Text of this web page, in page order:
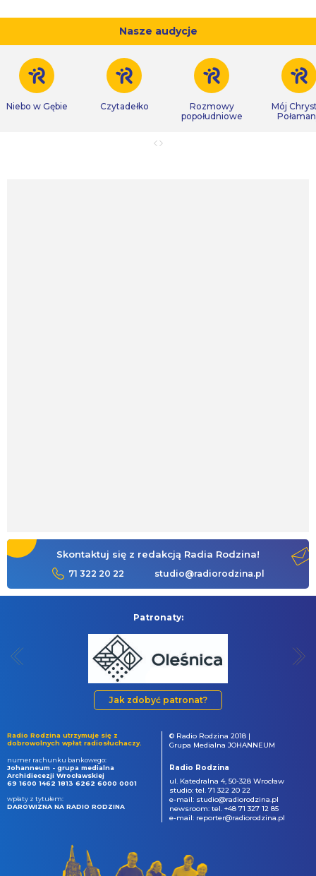
Nasze audycje
Niebo w Gębie Czytadełko
Rozmowy
popołudniowe
Mój
Skontaktuj się z redakcją Radia Rodzina!
71 322 20 22 studio@radiorodzina.pl
Patronaty:
Jak zdobyć patronat?
Radio Rodzina utrzymuje się z
dobrowolnych wpłat radiosłuchaczy.
numer rachunku bankowego:
Johanneum - grupa medialna
Archidiecezji Wrocławskiej
69 1600 1462 1813 6262 6000 0001
wpłaty z tytułem:
DAROWIZNA NA RADIO RODZINA
© Radio Rodzina 2018 |
Grupa Medialna JOHANNEUM
Radio Rodzina
ul. Katedralna 4, 50-328 Wrocław
studio: tel. 71 322 20 22
e-mail: studio@radiorodzina.pl
newsroom: tel. +48 71 327 12 85
e-mail: reporter@radiorodzina.pl